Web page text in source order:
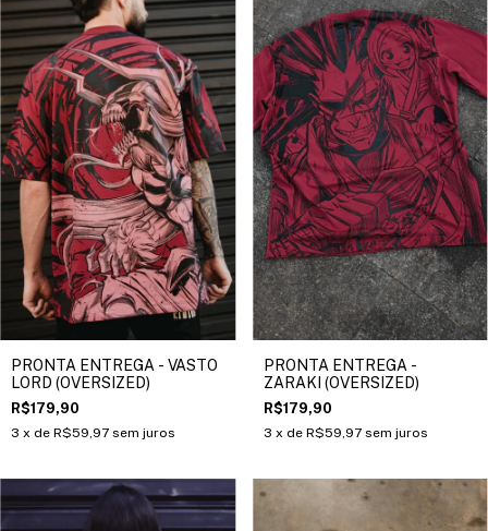
PRONTA ENTREGA - VASTO
LORD (OVERSIZED)
R$179,90
3 x de R$59,97 sem juros
PRONTA ENTREGA -
ZARAKI (OVERSIZED)
R$179,90
3 x de R$59,97 sem juros